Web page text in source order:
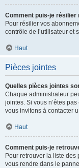
Comment puis-je résilier
Pour résilier vos
contrôle de l’utilisateur et
Haut
Pièces jointes
Quelles pièces jointes
Chaque administrateur
jointes. Si vous n’êtes
vous invitons à contacter
Haut
Comment puis-je
Pour retrouver la liste
vous rendre dans le